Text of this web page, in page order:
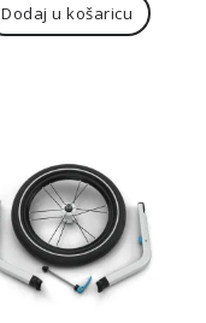
Dodaj u košaricu